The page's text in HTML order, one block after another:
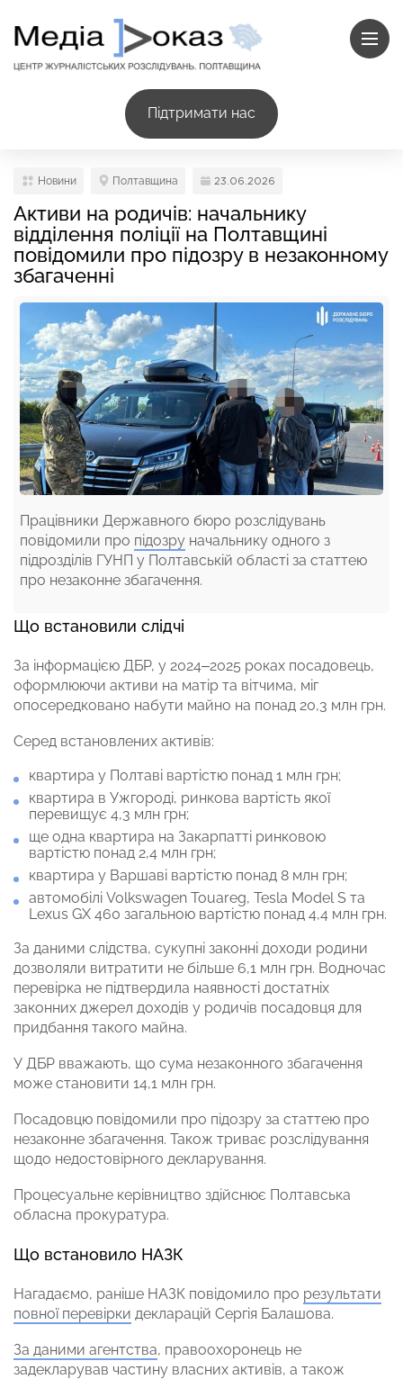
Підтримати нас
Новини Полтавщина 23.06.2026
Активи на родичів: начальнику
відділення поліції на Полтавщині
повідомили про підозру в незаконному
збагаченні
Працівники Державного бюро розслідувань
повідомили про підозру начальнику одного з
підрозділів ГУНП у Полтавській області за статтею
про незаконне збагачення.
Що встановили слідчі
За інформацією ДБР, у 2024–2025 роках посадовець,
оформлюючи активи на матір та вітчима, міг
опосередковано набути майно на понад 20,3 млн грн.
Серед встановлених активів:
квартира у Полтаві вартістю понад 1 млн грн;
квартира в Ужгороді, ринкова вартість якої
перевищує 4,3 млн грн;
ще одна квартира на Закарпатті ринковою
вартістю понад 2,4 млн грн;
квартира у Варшаві вартістю понад 8 млн грн;
автомобілі Volkswagen Touareg, Tesla Model S та
Lexus GX 460 загальною вартістю понад 4,4 млн грн.
За даними слідства, сукупні законні доходи родини
дозволяли витратити не більше 6,1 млн грн. Водночас
перевірка не підтвердила наявності достатніх
законних джерел доходів у родичів посадовця для
придбання такого майна.
У ДБР вважають, що сума незаконного збагачення
може становити 14,1 млн грн.
Посадовцю повідомили про підозру за статтею про
незаконне збагачення. Також триває розслідування
щодо недостовірного декларування.
Процесуальне керівництво здійснює Полтавська
обласна прокуратура.
Що встановило НАЗК
Нагадаємо, раніше НАЗК повідомило про результати
повної перевірки декларацій Сергія Балашова.
За даними агентства, правоохоронець не
задекларував частину власних активів, а також